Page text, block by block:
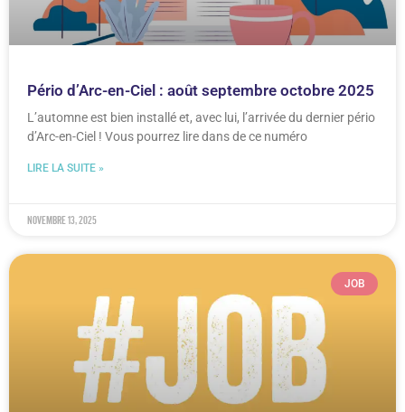
Pério d’Arc-en-Ciel : août septembre octobre 2025
L’automne est bien installé et, avec lui, l’arrivée du dernier pério
d’Arc-en-Ciel ! Vous pourrez lire dans de ce numéro
LIRE LA SUITE »
novembre 13, 2025
JOB